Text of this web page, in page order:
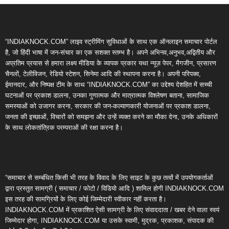
“INDIAKNOCK.COM” लाइव स्ट्रीमिंग सुविधाओं के साथ एक ऑनलाइन समाचार पोर्टल
है, जो हिंदी भाषा में जन-संचार का एक सशक्त स्तम्भ है। अपने अभिनव,अनुभव,अद्वितीय और
अप्रतिम प्रयास से हमारा लक्ष्य मीडिया के व्यापक प्रकार यथा न्यूज़ पेपर, मैगजीन, प्रसारण
चैनलों, टेलीविजन, रेडियो स्टेशन, सिनेमा आदि की स्थापना करना है। अपनी परिपक्व,
ईमानदार, और निष्पक्ष टीम के साथ “INDIAKNOCK.COM” का उद्देश्य देशहित में सच्ची
घटनाओं पर प्रकाश डालना, उनका गुणात्मक और मात्रात्मक विश्लेषण बताना, सामाजिक
समस्याओं को उजागर करना, सरकार की जन-कल्याणकारी योजनाओं पर प्रकाश डालना,
जनता की इच्छाओं, विचारों को समझना और उन्हें व्यक्त करने का मौका देना, उनके अधिकारों
के साथ लोकतांत्रिक परम्पराओं की रक्षा करना है।
“समाचार से सम्बंधित किसी भी तरह के विवाद के लिए साइट के कुछ तत्वों में उपयोगकर्ताओं
द्वारा प्रस्तुत सामग्री ( समाचार / फोटो / विडियो आदि ) शामिल होगी INDIAKNOCK.COM
इस तरह की सामग्रियों के लिए कोई जिम्मेदारी स्वीकार नहीं करता है।
INDIAKNOCK.COM में प्रकाशित ऐसी सामग्री के लिए संवाददाता / खबर देने वाला स्वयं
जिम्मेदार होगा, INDIAKNOCK.COM या उसके स्वामी, मुद्रक, प्रकाशक, संपादक की